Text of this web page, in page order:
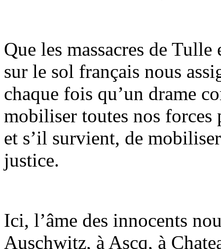
Que les massacres de
sur le sol français nous
chaque fois qu’un drame
mobiliser toutes nos forces
et s’il survient, de
justice.
Ici, l’âme des innocents
Auschwitz, à Ascq, à